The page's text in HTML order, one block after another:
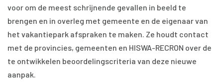
voor om de meest schrijnende gevallen in beeld te
brengen en in overleg met gemeente en de eigenaar van
het vakantiepark afspraken te maken. Ze houdt contact
met de provincies, gemeenten en HISWA-RECRON over de
te ontwikkelen beoordelingscriteria van deze nieuwe
aanpak.